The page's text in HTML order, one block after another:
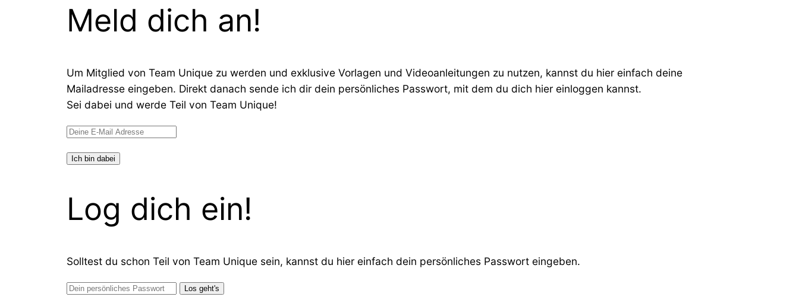
Meld dich an!
Um Mitglied von Team Unique zu werden und exklusive Vorlagen und Videoanleitungen zu nutzen, kannst du hier einfach deine
Mailadresse eingeben. Direkt danach sende ich dir dein persönliches Passwort, mit dem du dich hier einloggen kannst.
Sei dabei und werde Teil von Team Unique!
Log dich ein!
Solltest du schon Teil von Team Unique sein, kannst du hier einfach dein persönliches Passwort eingeben.